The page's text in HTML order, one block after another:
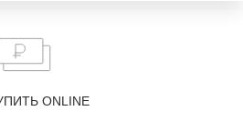
ONLINE